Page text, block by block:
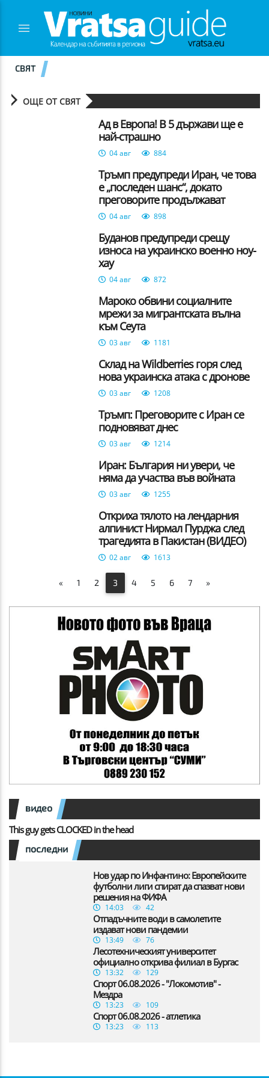
СВЯТ
ОЩЕ ОТ СВЯТ
Ад в Европа! В 5 държави ще е
най-страшно
04 авг 884
Тръмп предупреди Иран, че това
е „последен шанс“, докато
преговорите продължават
04 авг 898
Буданов предупреди срещу
износа на украинско военно ноу-
хау
04 авг 872
Мароко обвини социалните
мрежи за мигрантската вълна
към Сеута
03 авг 1181
Склад на Wildberries горя след
нова украинска атака с дронове
03 авг 1208
Тръмп: Преговорите с Иран се
подновяват днес
03 авг 1214
Иран: България ни увери, че
няма да участва във войната
03 авг 1255
Откриха тялото на лендарния
алпинист Нирмал Пурджа след
трагедията в Пакистан (ВИДЕО)
02 авг 1613
« 1 2 3 4 5 6 7 »
видео
This guy gets CLOCKED in the head
последни
Нов удар по Инфантино: Европейските
футболни лиги спират да спазват нови
решения на ФИФА
14:03 42
Отпадъчните води в самолетите
издават нови пандемии
13:49 76
Лесотехническият университет
официално открива филиал в Бургас
13:32 129
Спорт 06.08.2026 - "Локомотив" -
Мездра
13:23 109
Спорт 06.08.2026 - атлетика
13:23 113